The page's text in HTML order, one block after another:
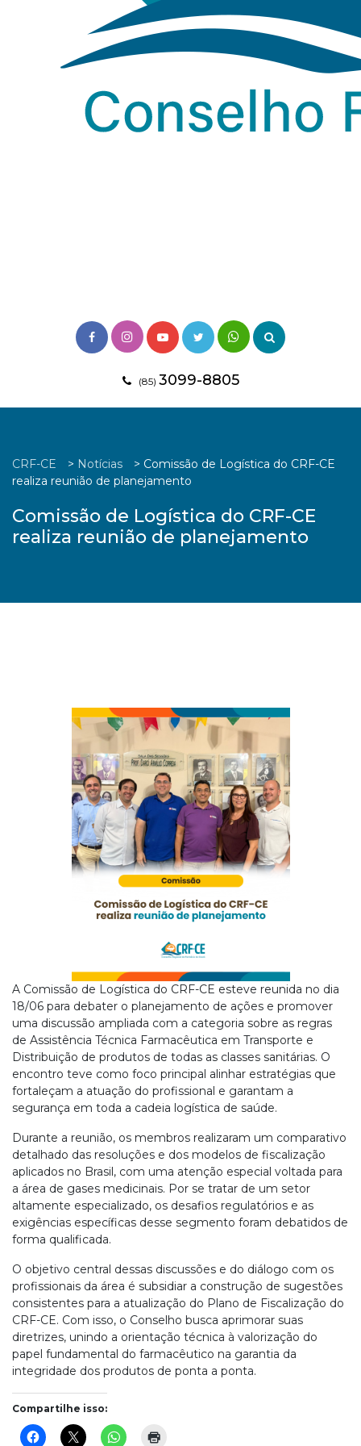
(85) 3099-8805
CRF-CE > Notícias > Comissão de Logística do CRF-CE
realiza reunião de planejamento
Comissão de Logística do CRF-CE
realiza reunião de planejamento
A Comissão de Logística do CRF-CE esteve reunida no dia
18/06 para debater o planejamento de ações e promover
uma discussão ampliada com a categoria sobre as regras
de Assistência Técnica Farmacêutica em Transporte e
Distribuição de produtos de todas as classes sanitárias. O
encontro teve como foco principal alinhar estratégias que
fortaleçam a atuação do profissional e garantam a
segurança em toda a cadeia logística de saúde.
Durante a reunião, os membros realizaram um comparativo
detalhado das resoluções e dos modelos de fiscalização
aplicados no Brasil, com uma atenção especial voltada para
a área de gases medicinais. Por se tratar de um setor
altamente especializado, os desafios regulatórios e as
exigências específicas desse segmento foram debatidos de
forma qualificada.
O objetivo central dessas discussões e do diálogo com os
profissionais da área é subsidiar a construção de sugestões
consistentes para a atualização do Plano de Fiscalização do
CRF-CE. Com isso, o Conselho busca aprimorar suas
diretrizes, unindo a orientação técnica à valorização do
papel fundamental do farmacêutico na garantia da
integridade dos produtos de ponta a ponta.
Compartilhe isso: